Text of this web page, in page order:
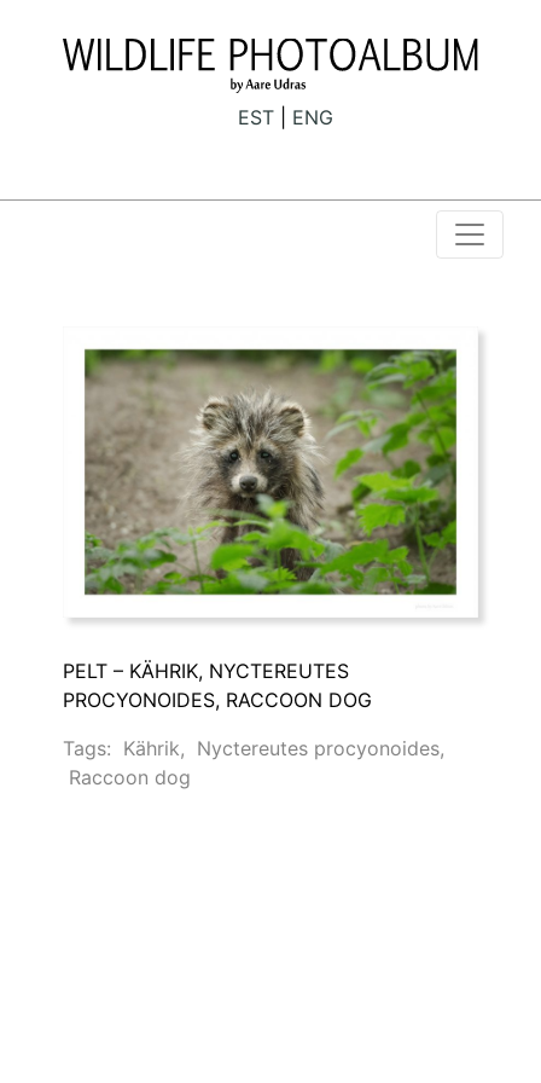
EST ENG
PELT – KÄHRIK, NYCTEREUTES
PROCYONOIDES, RACCOON DOG
Tags: Kährik, Nyctereutes procyonoides,
Raccoon dog